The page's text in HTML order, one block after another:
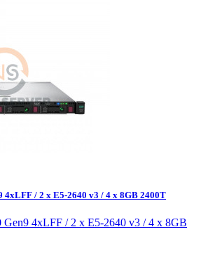
4xLFF / 2 x E5-2640 v3 / 4 x 8GB 2400T